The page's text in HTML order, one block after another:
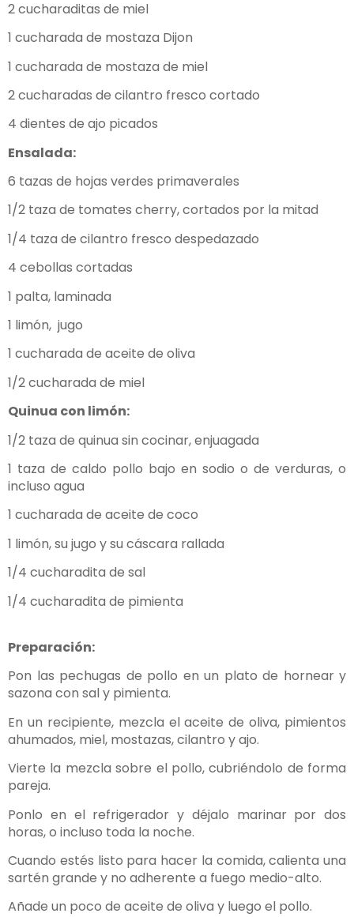
2 cucharaditas de miel
1 cucharada de mostaza Dijon
1 cucharada de mostaza de miel
2 cucharadas de cilantro fresco cortado
4 dientes de ajo picados
Ensalada:
6 tazas de hojas verdes primaverales
1/2 taza de tomates cherry, cortados por la mitad
1/4 taza de cilantro fresco despedazado
4 cebollas cortadas
1 palta, laminada
1 limón, jugo
1 cucharada de aceite de oliva
1/2 cucharada de miel
Quinua con limón:
1/2 taza de quinua sin cocinar, enjuagada
1 taza de caldo pollo bajo en sodio o de verduras, o
incluso agua
1 cucharada de aceite de coco
1 limón, su jugo y su cáscara rallada
1/4 cucharadita de sal
1/4 cucharadita de pimienta
Preparación:
Pon las pechugas de pollo en un plato de hornear y
sazona con sal y pimienta.
En un recipiente, mezcla el aceite de oliva, pimientos
ahumados, miel, mostazas, cilantro y ajo.
Vierte la mezcla sobre el pollo, cubriéndolo de forma
pareja.
Ponlo en el refrigerador y déjalo marinar por dos
horas, o incluso toda la noche.
Cuando estés listo para hacer la comida, calienta una
sartén grande y no adherente a fuego medio-alto.
Añade un poco de aceite de oliva y luego el pollo.